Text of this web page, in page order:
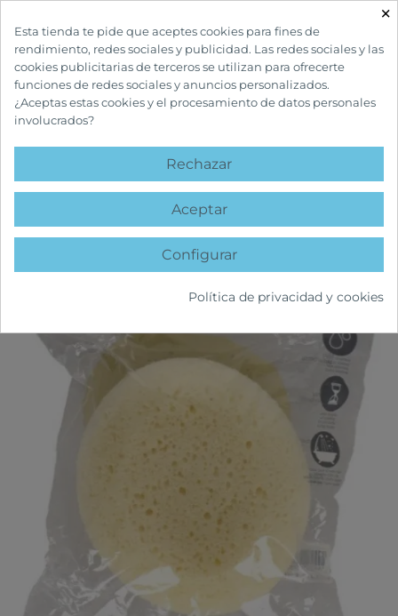
INICIO INFANTIL Y MATERNIDAD
favorite
×
Esta tienda te pide que aceptes cookies para fines de
rendimiento, redes sociales y publicidad. Las redes sociales y las
cookies publicitarias de terceros se utilizan para ofrecerte
funciones de redes sociales y anuncios personalizados.
¿Aceptas estas cookies y el procesamiento de datos personales
involucrados?
Rechazar
Aceptar
Configurar
Política de privacidad y cookies